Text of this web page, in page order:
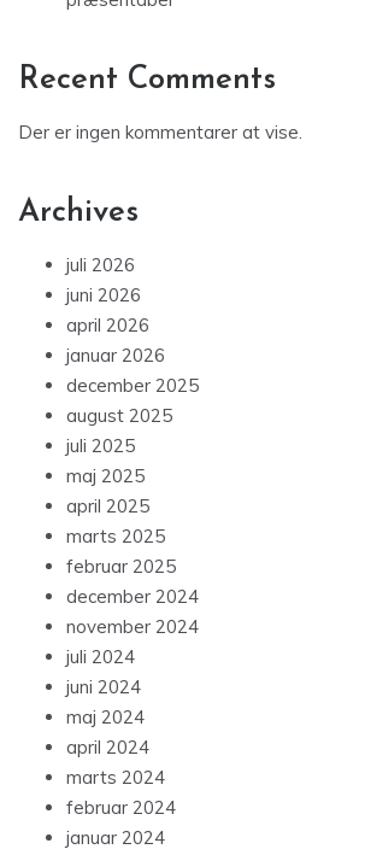
Recent Comments
Der er ingen kommentarer at vise.
Archives
juli 2026
juni 2026
april 2026
januar 2026
december 2025
august 2025
juli 2025
maj 2025
april 2025
marts 2025
februar 2025
december 2024
november 2024
juli 2024
juni 2024
maj 2024
april 2024
marts 2024
februar 2024
januar 2024